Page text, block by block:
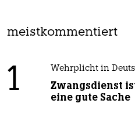
meistkommentiert
1 Wehrplicht in
Zwangsdienst
eine gute Sache